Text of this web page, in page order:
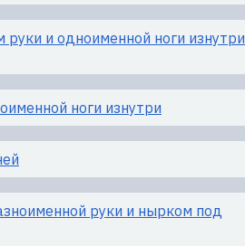
и одноименной ноги изнутри
ноги изнутри
руки и нырком под